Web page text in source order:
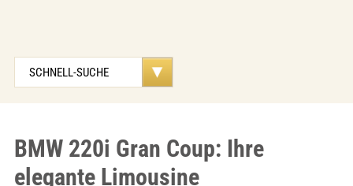
BMW 220i Gran Coup: Ihre
elegante Limousine